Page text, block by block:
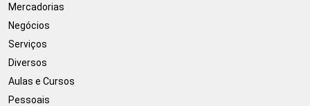
Mercadorias
Negócios
Serviços
Diversos
Aulas e Cursos
Pessoais